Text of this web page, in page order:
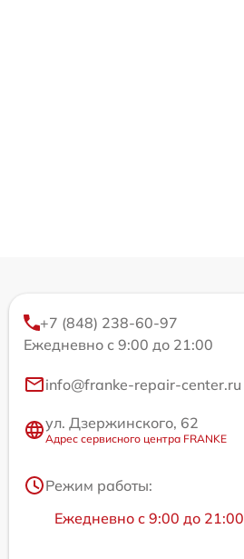
+7 (848) 238-60-97
Ежедневно с 9:00 до 21:00
info@franke-repair-center.ru
ул. Дзержинского, 62
Адрес сервисного центра FRANKE
Режим работы:
Ежедневно с 9:00 до 21:00